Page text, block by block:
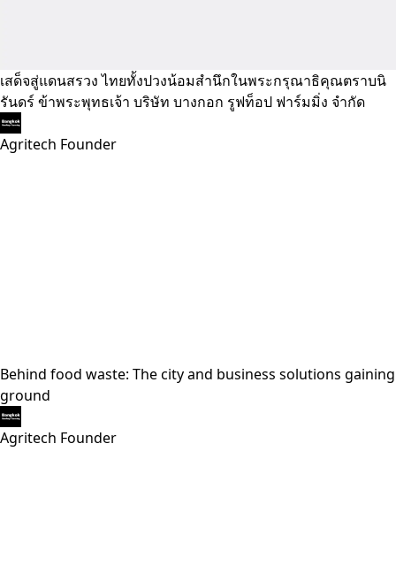
เสด็จสู่แดนสรวง ไทยทั้งปวงน้อมสำนึกในพระกรุณาธิคุณตราบนิ
รันดร์ ข้าพระพุทธเจ้า บริษัท บางกอก รูฟท็อป ฟาร์มมิ่ง จำกัด
Agritech Founder
Behind food waste: The city and business solutions gaining
ground
Agritech Founder